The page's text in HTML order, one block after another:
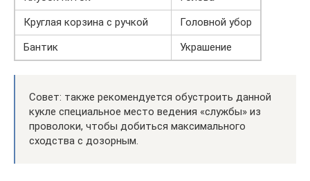
Круглая корзина с ручкой
Головной убор
Бантик
Украшение
Совет: также рекомендуется обустроить данной
кукле специальное место ведения «службы» из
проволоки, чтобы добиться максимального
сходства с дозорным.